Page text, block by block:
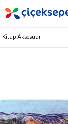
Kitap Aksesuar